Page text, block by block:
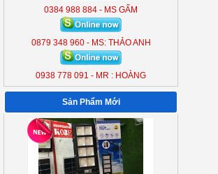
0384 988 884 - MS GẤM
0879 348 960 - MS: THẢO ANH
0938 778 091 - MR : HOÀNG
Sản Phẩm Mới
ĐÈN LIỀN THỂ KOBE 7300 (
300W )
KB - 7300